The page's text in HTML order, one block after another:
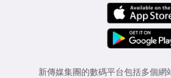
新傳媒集團的數碼平台包括多個網